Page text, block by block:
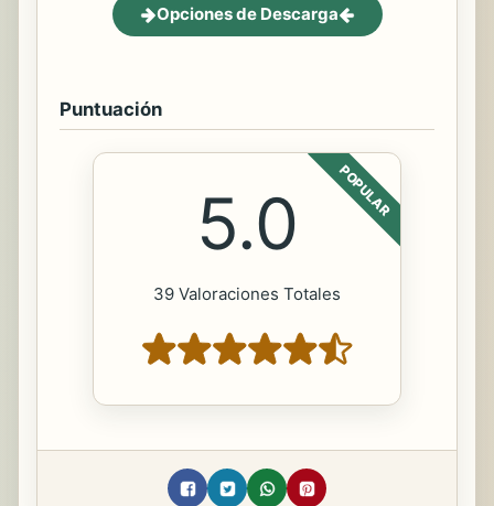
Opciones de Descarga
Puntuación
POPULAR
5.0
39 Valoraciones Totales